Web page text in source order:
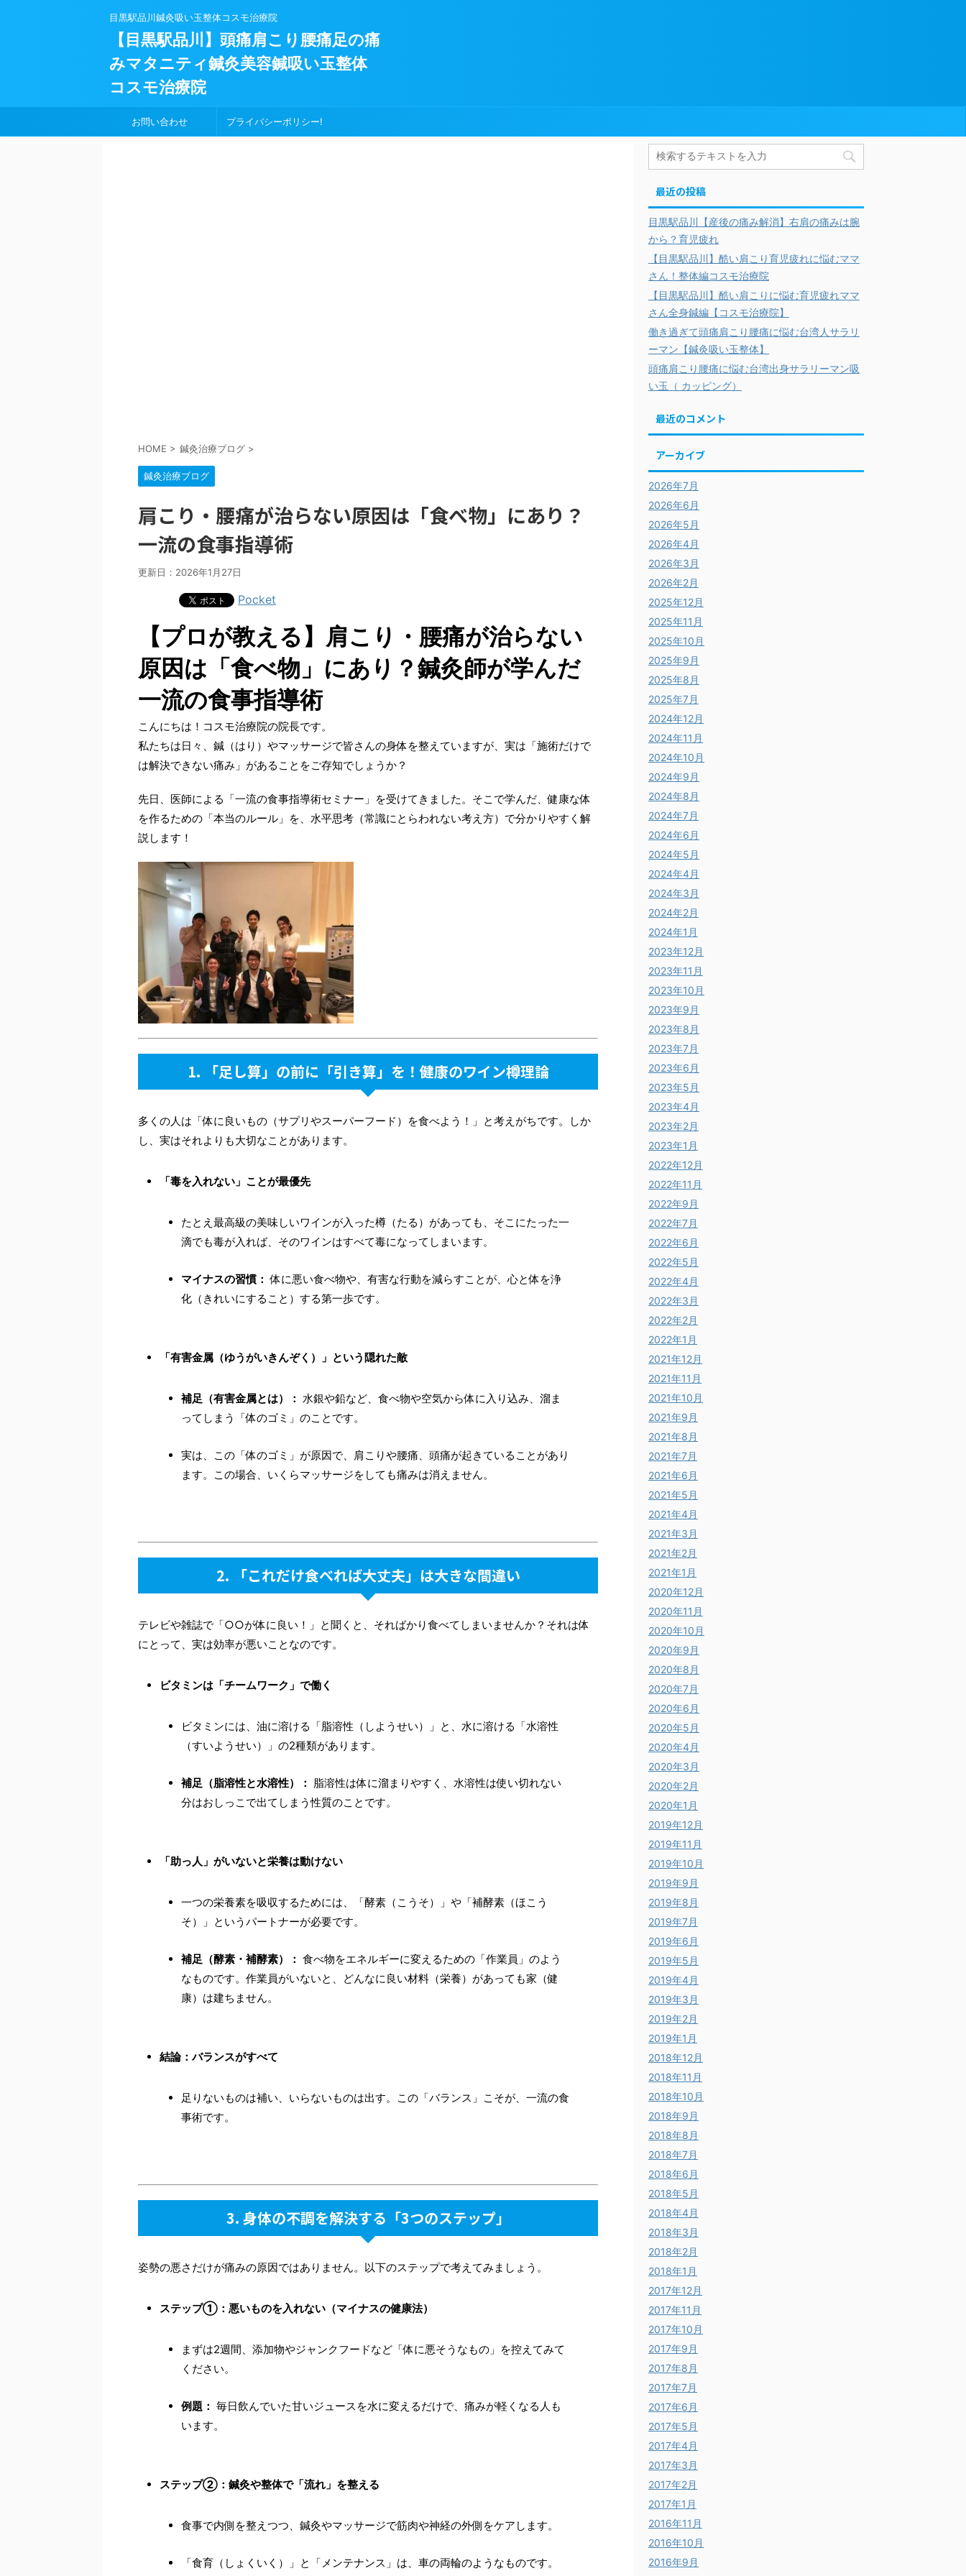
目黒駅品川鍼灸吸い玉整体コスモ治療院
【目黒駅品川】頭痛肩こり腰痛足の痛
みマタニティ鍼灸美容鍼吸い玉整体
コスモ治療院
お問い合わせ プライバシーポリシー!
HOME > 鍼灸治療ブログ >
鍼灸治療ブログ
肩こり・腰痛が治らない原因は「食べ物」にあり？
一流の食事指導術
更新日： 2026年1月27日
Pocket
【プロが教える】肩こり・腰痛が治らない
原因は「食べ物」にあり？鍼灸師が学んだ
一流の食事指導術
こんにちは！コスモ治療院の院長です。
私たちは日々、鍼（はり）やマッサージで皆さんの身体を整えていますが、実は「施術だけで
は解決できない痛み」があることをご存知でしょうか？
先日、医師による「一流の食事指導術セミナー」を受けてきました。そこで学んだ、健康な体
を作るための「本当のルール」を、水平思考（常識にとらわれない考え方）で分かりやすく解
説します！
1. 「足し算」の前に「引き算」を！健康のワイン樽理論
多くの人は「体に良いもの（サプリやスーパーフード）を食べよう！」と考えがちです。しか
し、実はそれよりも大切なことがあります。
「毒を入れない」ことが最優先
たとえ最高級の美味しいワインが入った樽（たる）があっても、そこにたった一
滴でも毒が入れば、そのワインはすべて毒になってしまいます。
マイナスの習慣： 体に悪い食べ物や、有害な行動を減らすことが、心と体を浄
化（きれいにすること）する第一歩です。
「有害金属（ゆうがいきんぞく）」という隠れた敵
補足（有害金属とは）： 水銀や鉛など、食べ物や空気から体に入り込み、溜ま
ってしまう「体のゴミ」のことです。
実は、この「体のゴミ」が原因で、肩こりや腰痛、頭痛が起きていることがあり
ます。この場合、いくらマッサージをしても痛みは消えません。
2. 「これだけ食べれば大丈夫」は大きな間違い
テレビや雑誌で「○○が体に良い！」と聞くと、そればかり食べてしまいませんか？それは体
にとって、実は効率が悪いことなのです。
ビタミンは「チームワーク」で働く
ビタミンには、油に溶ける「脂溶性（しようせい）」と、水に溶ける「水溶性
（すいようせい）」の2種類があります。
補足（脂溶性と水溶性）： 脂溶性は体に溜まりやすく、水溶性は使い切れない
分はおしっこで出てしまう性質のことです。
「助っ人」がいないと栄養は動けない
一つの栄養素を吸収するためには、「酵素（こうそ）」や「補酵素（ほこう
そ）」というパートナーが必要です。
補足（酵素・補酵素）： 食べ物をエネルギーに変えるための「作業員」のよう
なものです。作業員がいないと、どんなに良い材料（栄養）があっても家（健
康）は建ちません。
結論：バランスがすべて
足りないものは補い、いらないものは出す。この「バランス」こそが、一流の食
事術です。
3. 身体の不調を解決する「3つのステップ」
姿勢の悪さだけが痛みの原因ではありません。以下のステップで考えてみましょう。
ステップ①：悪いものを入れない（マイナスの健康法）
まずは2週間、添加物やジャンクフードなど「体に悪そうなもの」を控えてみて
ください。
例題： 毎日飲んでいた甘いジュースを水に変えるだけで、痛みが軽くなる人も
います。
ステップ②：鍼灸や整体で「流れ」を整える
食事で内側を整えつつ、鍼灸やマッサージで筋肉や神経の外側をケアします。
「食育（しょくいく）」と「メンテナンス」は、車の両輪のようなものです。
最近の投稿
目黒駅品川【産後の痛み解消】右肩の痛みは腕
から？育児疲れ
【目黒駅品川】酷い肩こり育児疲れに悩むママ
さん！整体編コスモ治療院
【目黒駅品川】酷い肩こりに悩む育児疲れママ
さん全身鍼編【コスモ治療院】
働き過ぎて頭痛肩こり腰痛に悩む台湾人サラリ
ーマン【鍼灸吸い玉整体】
頭痛肩こり腰痛に悩む台湾出身サラリーマン吸
い玉（ カッピング）
最近のコメント
アーカイブ
2026年7月
2026年6月
2026年5月
2026年4月
2026年3月
2026年2月
2025年12月
2025年11月
2025年10月
2025年9月
2025年8月
2025年7月
2024年12月
2024年11月
2024年10月
2024年9月
2024年8月
2024年7月
2024年6月
2024年5月
2024年4月
2024年3月
2024年2月
2024年1月
2023年12月
2023年11月
2023年10月
2023年9月
2023年8月
2023年7月
2023年6月
2023年5月
2023年4月
2023年2月
2023年1月
2022年12月
2022年11月
2022年9月
2022年7月
2022年6月
2022年5月
2022年4月
2022年3月
2022年2月
2022年1月
2021年12月
2021年11月
2021年10月
2021年9月
2021年8月
2021年7月
2021年6月
2021年5月
2021年4月
2021年3月
2021年2月
2021年1月
2020年12月
2020年11月
2020年10月
2020年9月
2020年8月
2020年7月
2020年6月
2020年5月
2020年4月
2020年3月
2020年2月
2020年1月
2019年12月
2019年11月
2019年10月
2019年9月
2019年8月
2019年7月
2019年6月
2019年5月
2019年4月
2019年3月
2019年2月
2019年1月
2018年12月
2018年11月
2018年10月
2018年9月
2018年8月
2018年7月
2018年6月
2018年5月
2018年4月
2018年3月
2018年2月
2018年1月
2017年12月
2017年11月
2017年10月
2017年9月
2017年8月
2017年7月
2017年6月
2017年5月
2017年4月
2017年3月
2017年2月
2017年1月
2016年11月
2016年10月
2016年9月